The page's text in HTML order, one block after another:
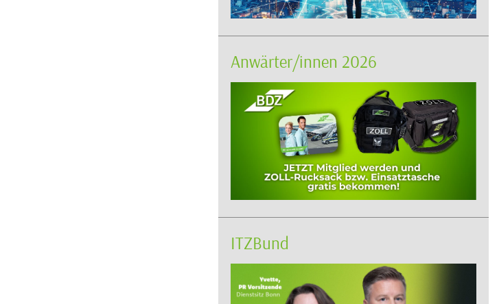
Anwärter/innen 2026
ITZBund